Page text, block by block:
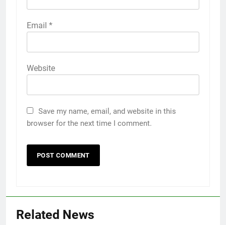
Email *
Website
Save my name, email, and website in this
browser for the next time I comment.
Related News